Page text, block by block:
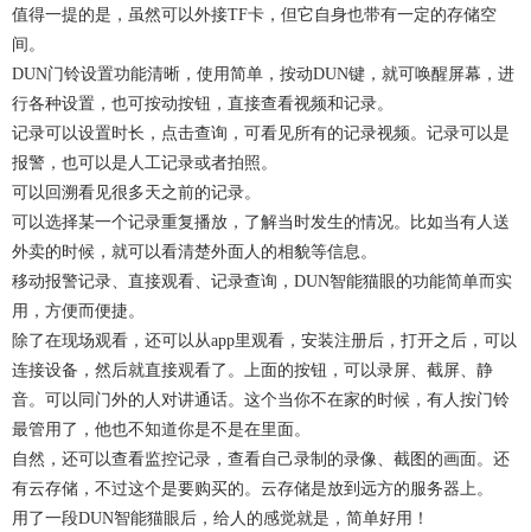
值得一提的是，虽然可以外接TF卡，但它自身也带有一定的存储空
间。
DUN门铃设置功能清晰，使用简单，按动DUN键，就可唤醒屏幕，进
行各种设置，也可按动按钮，直接查看视频和记录。
记录可以设置时长，点击查询，可看见所有的记录视频。记录可以是
报警，也可以是人工记录或者拍照。
可以回溯看见很多天之前的记录。
可以选择某一个记录重复播放，了解当时发生的情况。比如当有人送
外卖的时候，就可以看清楚外面人的相貌等信息。
移动报警记录、直接观看、记录查询，DUN智能猫眼的功能简单而实
用，方便而便捷。
除了在现场观看，还可以从app里观看，安装注册后，打开之后，可以
连接设备，然后就直接观看了。上面的按钮，可以录屏、截屏、静
音。可以同门外的人对讲通话。这个当你不在家的时候，有人按门铃
最管用了，他也不知道你是不是在里面。
自然，还可以查看监控记录，查看自己录制的录像、截图的画面。还
有云存储，不过这个是要购买的。云存储是放到远方的服务器上。
用了一段DUN智能猫眼后，给人的感觉就是，简单好用！